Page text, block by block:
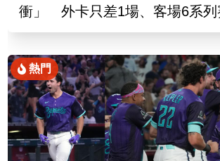
衝」 外卡只差1場、客場6系列
熱門